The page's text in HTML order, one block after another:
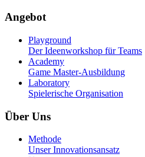
Angebot
Playground
Der Ideenworkshop für Teams
Academy
Game Master-Ausbildung
Laboratory
Spielerische Organisation
Über Uns
Methode
Unser Innovationsansatz